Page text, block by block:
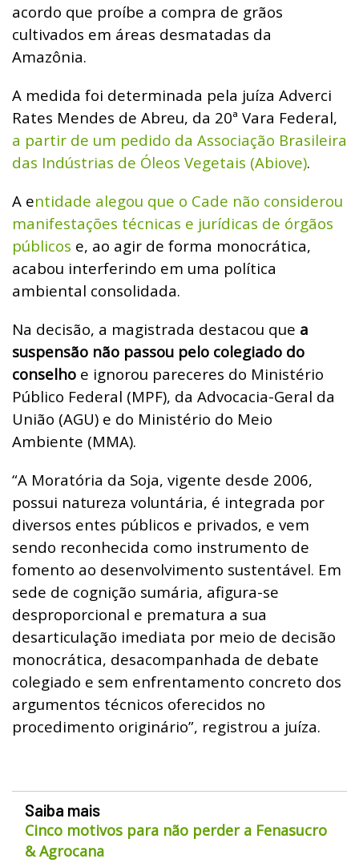
acordo que proíbe a compra de grãos
cultivados em áreas desmatadas da
Amazônia.
A medida foi determinada pela juíza Adverci
Rates Mendes de Abreu, da 20ª Vara Federal,
a partir de um pedido da Associação Brasileira
das Indústrias de Óleos Vegetais (Abiove).
A entidade alegou que o Cade não considerou
manifestações técnicas e jurídicas de órgãos
públicos e, ao agir de forma monocrática,
acabou interferindo em uma política
ambiental consolidada.
Na decisão, a magistrada destacou que a
suspensão não passou pelo colegiado do
conselho e ignorou pareceres do Ministério
Público Federal (MPF), da Advocacia-Geral da
União (AGU) e do Ministério do Meio
Ambiente (MMA).
“A Moratória da Soja, vigente desde 2006,
possui natureza voluntária, é integrada por
diversos entes públicos e privados, e vem
sendo reconhecida como instrumento de
fomento ao desenvolvimento sustentável. Em
sede de cognição sumária, afigura-se
desproporcional e prematura a sua
desarticulação imediata por meio de decisão
monocrática, desacompanhada de debate
colegiado e sem enfrentamento concreto dos
argumentos técnicos oferecidos no
procedimento originário”, registrou a juíza.
Saiba mais
Cinco motivos para não perder a Fenasucro
& Agrocana